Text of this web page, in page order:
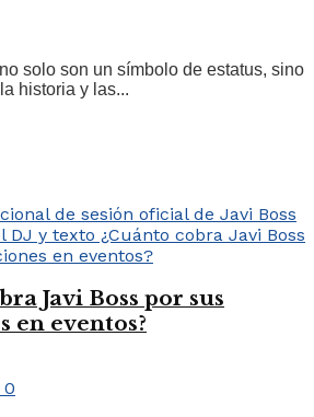
solo son un símbolo de estatus, sino
historia y las...
Javi Boss por sus
en eventos?
0